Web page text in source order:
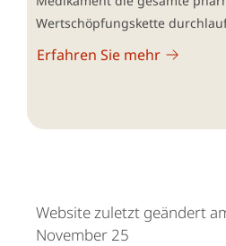
Wertschöpfungskette
Erfahren Sie mehr
Website zuletzt geändert
November 25